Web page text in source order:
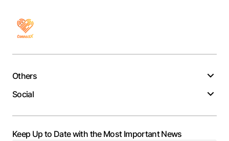
Others
Social
Keep Up to Date with the Most Important News